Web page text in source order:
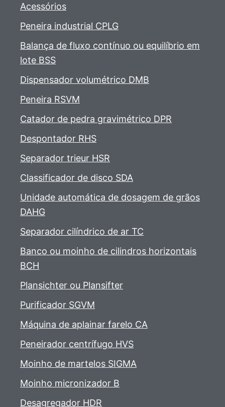
Acessórios
Peneira industrial CPLG
Balança de fluxo contínuo ou equilíbrio em
lote BSS
Dispensador volumétrico DMB
Peneira RSVM
Catador de pedra gravimétrico DPR
Despontador RHS
Separador trieur HSR
Classificador de disco SDA
Unidade automática de dosagem de grãos
DAHG
Separador cilíndrico de ar TC
Banco ou moinho de cilindros horizontais
BCH
Plansichter ou Plansifter
Purificador SGVM
Máquina de aplainar farelo CA
Peneirador centrífugo HVS
Moinho de martelos SIGMA
Moinho micronizador B
Desagregador HDR